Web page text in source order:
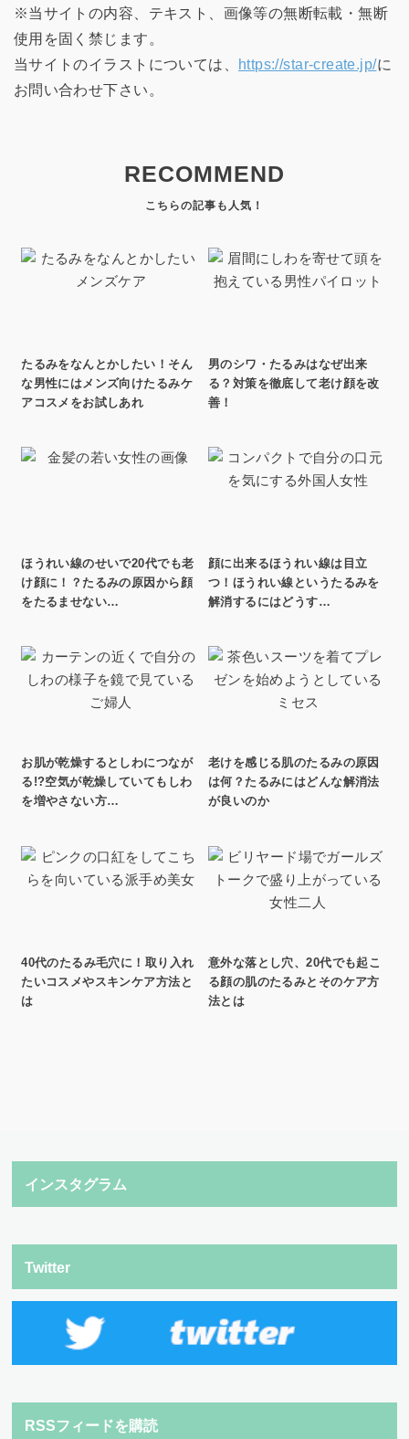
※当サイトの内容、テキスト、画像等の無断転載・無断
使用を固く禁じます。
当サイトのイラストについては、 https://star-create.jp/に
お問い合わせ下さい。
RECOMMEND
たるみをなんとかしたい！そん
な男性にはメンズ向けたるみケ
アコスメをお試しあれ
男のシワ・たるみはなぜ出来
る？対策を徹底して老け顔を改
善！
ほうれい線のせいで20代でも老
け顔に！？たるみの原因から顔
をたるませない…
顔に出来るほうれい線は目立
つ！ほうれい線というたるみを
解消するにはどうす…
お肌が乾燥するとしわにつなが
る!?空気が乾燥していてもしわ
を増やさない方…
老けを感じる肌のたるみの原因
は何？たるみにはどんな解消法
が良いのか
40代のたるみ毛穴に！取り入れ
たいコスメやスキンケア方法と
は
意外な落とし穴、20代でも起こ
る顔の肌のたるみとそのケア方
法とは
インスタグラム
Twitter
RSSフィードを購読